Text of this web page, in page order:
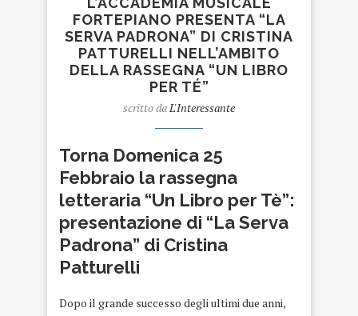
FORTEPIANO PRESENTA “LA
SERVA PADRONA” DI CRISTINA
PATTURELLI NELL’AMBITO
DELLA RASSEGNA “UN LIBRO
PER TÉ”
scritto da L'Interessante
Torna Domenica 25
Febbraio la rassegna
letteraria “Un Libro per Tè”:
presentazione di “La Serva
Padrona” di Cristina
Patturelli
Dopo il grande successo degli ultimi due anni,